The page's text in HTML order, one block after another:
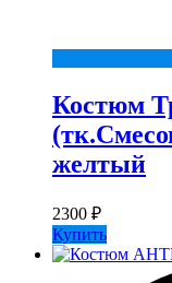
Костюм
желтый
2300 ₽
Купить